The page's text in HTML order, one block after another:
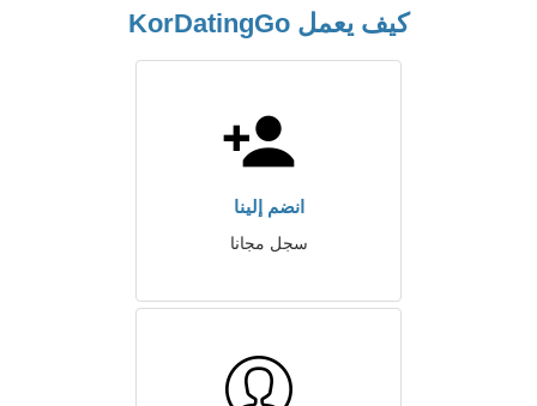
كيف يعمل KorDatingGo
انضم إلينا
سجل مجانا